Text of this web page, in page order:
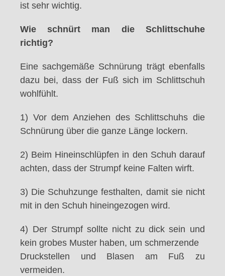
ist sehr wichtig.
Wie schnürt man die Schlittschuhe
richtig?
Eine sachgemäße Schnürung trägt ebenfalls
dazu bei, dass der Fuß sich im Schlittschuh
wohlfühlt.
1) Vor dem Anziehen des Schlittschuhs die
Schnürung über die ganze Länge lockern.
2) Beim Hineinschlüpfen in den Schuh darauf
achten, dass der Strumpf keine Falten wirft.
3) Die Schuhzunge festhalten, damit sie nicht
mit in den Schuh hineingezogen wird.
4) Der Strumpf sollte nicht zu dick sein und
kein grobes Muster haben, um schmerzende
Druckstellen und Blasen am Fuß zu
vermeiden.